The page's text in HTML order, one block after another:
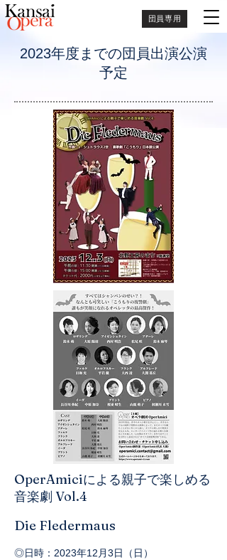
団員専用
2023年度までの団員出演公演
予定
OperAmiciによる親子で楽しめる
音楽劇 Vol.4
Die Fledermaus
◎日時：2023年12 月3日（日）